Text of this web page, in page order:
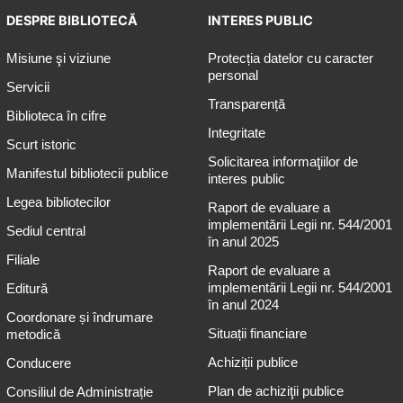
DESPRE BIBLIOTECĂ
Misiune şi viziune
Servicii
Biblioteca în cifre
Scurt istoric
Manifestul bibliotecii publice
Legea bibliotecilor
Sediul central
Filiale
Editură
Coordonare și îndrumare
metodică
Conducere
Consiliul de Administrație
INTERES PUBLIC
Protecția datelor cu caracter
personal
Transparență
Integritate
Solicitarea informaţiilor de
interes public
Raport de evaluare a
implementării Legii nr. 544/2001
în anul 2025
Raport de evaluare a
implementării Legii nr. 544/2001
în anul 2024
Situații financiare
Achiziții publice
Plan de achiziţii publice